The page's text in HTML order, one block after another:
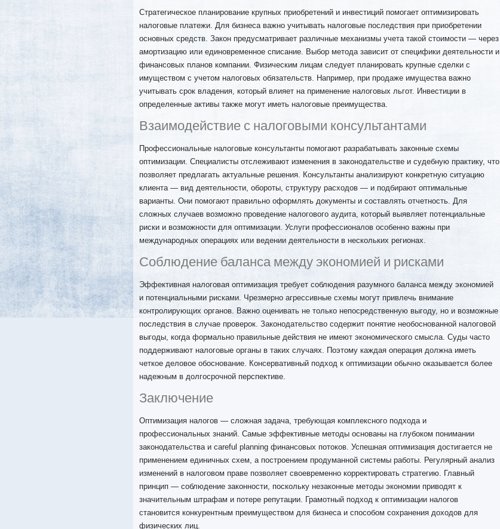
Стратегическое планирование крупных приобретений и инвестиций помогает оптимизировать
налоговые платежи. Для бизнеса важно учитывать налоговые последствия при приобретении
основных средств. Закон предусматривает различные механизмы учета такой стоимости — через
амортизацию или единовременное списание. Выбор метода зависит от специфики деятельности и
финансовых планов компании. Физическим лицам следует планировать крупные сделки с
имуществом с учетом налоговых обязательств. Например, при продаже имущества важно
учитывать срок владения, который влияет на применение налоговых льгот. Инвестиции в
определенные активы также могут иметь налоговые преимущества.
Взаимодействие с налоговыми консультантами
Профессиональные налоговые консультанты помогают разрабатывать законные схемы
оптимизации. Специалисты отслеживают изменения в законодательстве и судебную практику, что
позволяет предлагать актуальные решения. Консультанты анализируют конкретную ситуацию
клиента — вид деятельности, обороты, структуру расходов — и подбирают оптимальные
варианты. Они помогают правильно оформлять документы и составлять отчетность. Для
сложных случаев возможно проведение налогового аудита, который выявляет потенциальные
риски и возможности для оптимизации. Услуги профессионалов особенно важны при
международных операциях или ведении деятельности в нескольких регионах.
Соблюдение баланса между экономией и рисками
Эффективная налоговая оптимизация требует соблюдения разумного баланса между экономией
и потенциальными рисками. Чрезмерно агрессивные схемы могут привлечь внимание
контролирующих органов. Важно оценивать не только непосредственную выгоду, но и возможные
последствия в случае проверок. Законодательство содержит понятие необоснованной налоговой
выгоды, когда формально правильные действия не имеют экономического смысла. Суды часто
поддерживают налоговые органы в таких случаях. Поэтому каждая операция должна иметь
четкое деловое обоснование. Консервативный подход к оптимизации обычно оказывается более
надежным в долгосрочной перспективе.
Заключение
Оптимизация налогов — сложная задача, требующая комплексного подхода и
профессиональных знаний. Самые эффективные методы основаны на глубоком понимании
законодательства и careful planning финансовых потоков. Успешная оптимизация достигается не
применением единичных схем, а построением продуманной системы работы. Регулярный анализ
изменений в налоговом праве позволяет своевременно корректировать стратегию. Главный
принцип — соблюдение законности, поскольку незаконные методы экономии приводят к
значительным штрафам и потере репутации. Грамотный подход к оптимизации налогов
становится конкурентным преимуществом для бизнеса и способом сохранения доходов для
физических лиц.